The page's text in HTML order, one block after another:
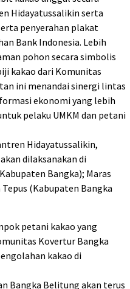
Hidayatussalikin serta
penyerahan plakat
Bank Indonesia. Lebih
pohon secara simbolis
kakao dari Komunitas
ini menandai sinergi lintas
ekonomi yang lebih
pelaku UMKM dan petani
Hidayatussalikin,
dilaksanakan di
Bangka); Maras
(Kabupaten Bangka
petani kakao yang
Kovertur Bangka
kakao di
Bangka Belitung akan terus